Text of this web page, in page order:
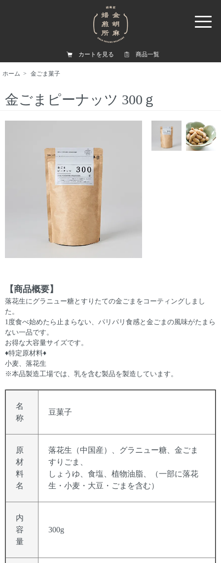
カートを見る 商品一覧
ホーム > 金ごま菓子
金ごまピーナッツ 300ｇ
【商品概要】
落花生にグラニュー糖とすりたての金ごまをコーティングしまし
た。
1度食べ始めたら止まらない、パリパリ食感と金ごまの風味がたまら
ない一品です。
お得な大容量サイズです。
♦特定原材料♦
小麦、落花生
※本品製造工場では、乳を含む製品を製造しています。
名
称
豆菓子
原
材
料
名
落花生（中国産）、グラニュー糖、金ごま
すりごま、
しょうゆ、食塩、植物油脂、（一部に落花
生・小麦・大豆・ごまを含む）
内
容
量
300g